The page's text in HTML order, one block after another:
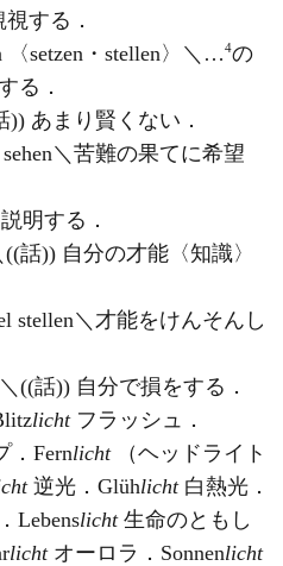
する．
〈setzen・stellen〉＼…4の
る．
)) あまり賢くない．
sehen＼苦難の果てに希望
明する．
((話)) 自分の才能〈知識〉
stellen＼才能をけんそんし
((話)) 自分で損をする．
lichtフラッシュ．
．Fernlicht（ヘッドライト
逆光．Glühlicht白熱光．
Lebenslicht生命のともし
lichtオーロラ．Sonnenlicht